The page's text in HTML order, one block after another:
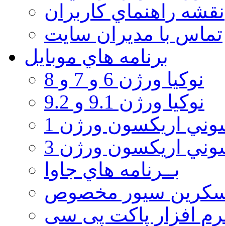
نقشه راهنماي كاربران
تماس با مديران سايت
برنامه هاي موبايل
نوکیا ورژن 6 و 7 و 8
نوکیا ورژن 9.1 و 9.2
اريكسون ورژن 1
اريكسون ورژن 3
بــرنامه هاي جاوا
سيور مخصوص
افزار پاکت پی سی